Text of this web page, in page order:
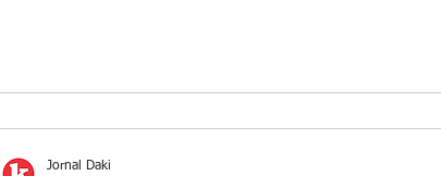
Jornal Daki